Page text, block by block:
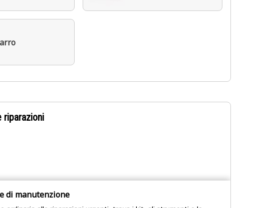
riparazioni
di manutenzione